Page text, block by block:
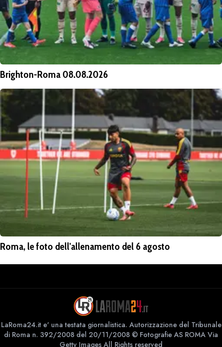
Brighton-Roma 08.08.2026
Roma, le foto dell'allenamento del 6 agosto
LaRoma24.it e' una testata giornalistica. Autorizzazione del Tribunale
di Roma n. 392/2008 del 20/11/2008 © Fotografie AS ROMA Via
Getty Images All Rights reserved